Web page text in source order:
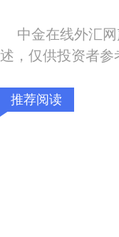
中金在线外汇
述，仅供投资者
推荐阅读